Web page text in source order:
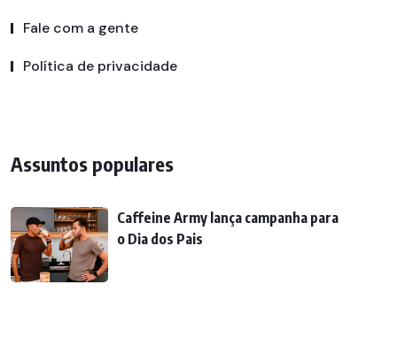
Fale com a gente
Política de privacidade
Assuntos populares
Caffeine Army lança campanha para
o Dia dos Pais